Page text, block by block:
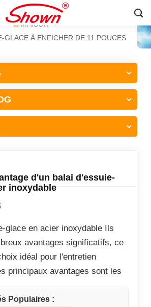
MAISON
GLACE À ENFICHER DE 11 POUCES
d'un balai d'essuie-
inoxydable
glace en acier inoxydable Ils
avantages significatifs, ce
idéal pour l'entretien
principaux avantages sont les
aux propriétés inhérentes à
Populaires :